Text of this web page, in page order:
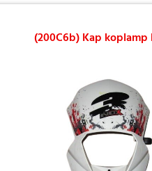
(200C6b) Kap koplamp